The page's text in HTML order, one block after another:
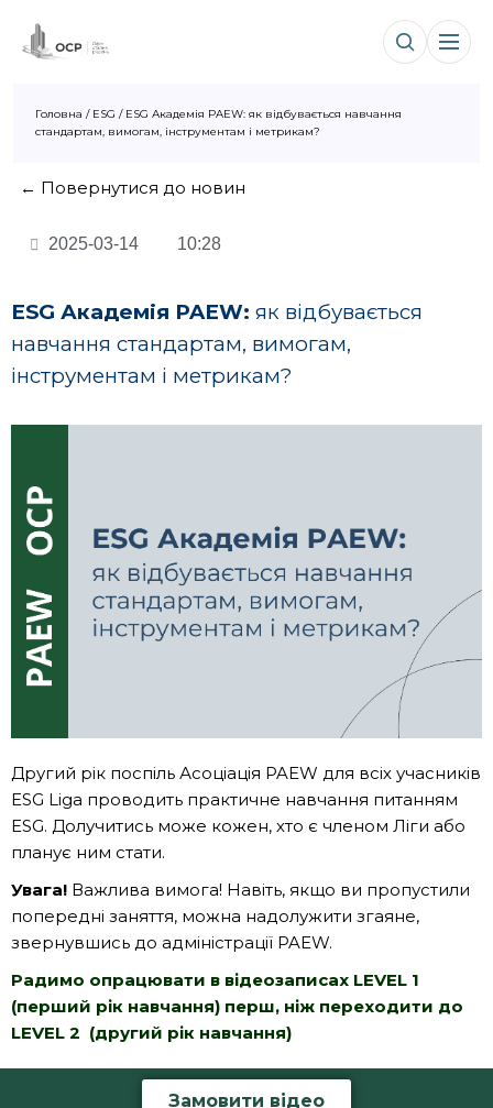
Головна / ESG / ESG Академія PAEW: як відбувається навчання
стандартам, вимогам, інструментам і метрикам?
← Повернутися до новин
2025-03-14 10:28
ESG Академія PAEW: як відбувається
навчання стандартам, вимогам,
інструментам і метрикам?
Другий рік поспіль Асоціація PAEW для всіх учасників
ESG Liga проводить практичне навчання питанням
ESG. Долучитись може кожен, хто є членом Ліги або
планує ним стати.
Увага! Важлива вимога! Навіть, якщо ви пропустили
попередні заняття, можна надолужити згаяне,
звернувшись до адміністрації PAEW.
Радимо опрацювати в відеозаписах LEVEL 1
(перший рік навчання) перш, ніж переходити до
LEVEL 2 (другий рік навчання)
Замовити відео